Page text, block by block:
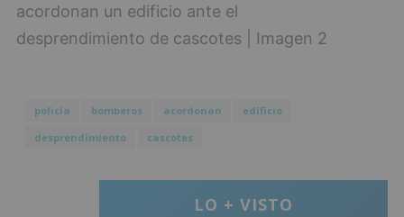
policía bomberos acordonan
edificio
desprendimiento
cascotes
LO + VISTO